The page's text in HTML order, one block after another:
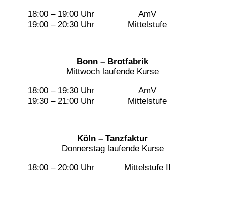
18:00 – 19:00 Uhr
AmV
19:00 – 20:30 Uhr
Mittelstufe
Bonn – Brotfabrik
Mittwoch laufende Kurse
18:00 – 19:30 Uhr
AmV
19:30 – 21:00 Uhr
Mittelstufe
Köln – Tanzfaktur
Donnerstag laufende Kurse
18:00 – 20:00 Uhr
Mittelstufe II